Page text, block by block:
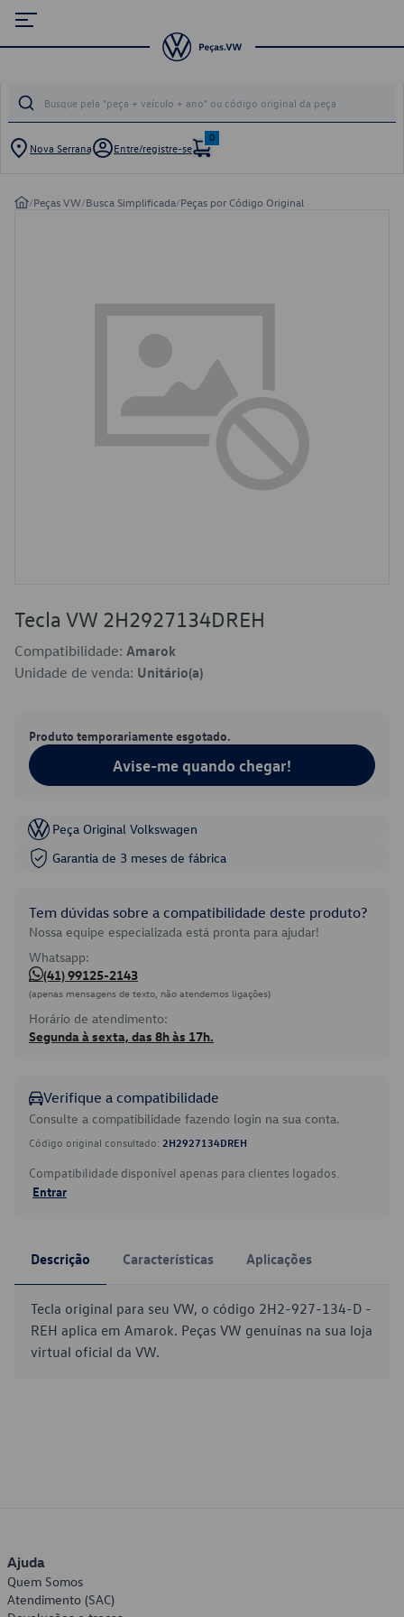
Nova Serrana Entre/registre-se
0
/Peças VW/Busca Simplificada/Peças por Código Original
Tecla VW 2H2927134DREH
Compatibilidade: Amarok
Unidade de venda: Unitário(a)
Produto temporariamente esgotado.
Avise-me quando chegar!
Peça Original Volkswagen
Garantia de 3 meses de fábrica
Tem dúvidas sobre a compatibilidade deste produto?
Nossa equipe especializada está pronta para ajudar!
Whatsapp:
(41) 99125-2143
(apenas mensagens de texto, não atendemos ligações)
Horário de atendimento:
Segunda à sexta, das 8h às 17h.
Verifique a compatibilidade
Consulte a compatibilidade fazendo login na sua conta.
Código original consultado: 2H2927134DREH
Compatibilidade disponível apenas para clientes logados.
Entrar
Descrição Características Aplicações
Tecla original para seu VW, o código 2H2-927-134-D -
REH aplica em Amarok. Peças VW genuínas na sua loja
virtual oficial da VW.
Ajuda
Quem Somos
Atendimento (SAC)